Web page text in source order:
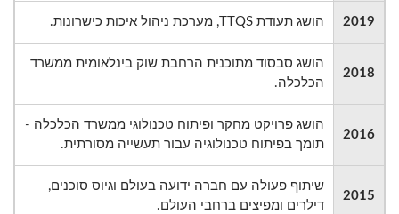
2019 הושג תעודת TTQS, מערכת ניהול איכות כישרונות.
2018
הושג סבסוד מתוכנית הרחבת שוק בינלאומית ממשרד
הכלכלה.
2016
הושג פרויקט מחקר ופיתוח טכנולוגי ממשרד הכלכלה -
תומך בפיתוח טכנולוגיה עבור תעשייה מסורתית.
2015
שיתוף פעולה עם חברה ידועה בעולם וגיוס סוכנים,
דילרים ומפיצים ברחבי העולם.